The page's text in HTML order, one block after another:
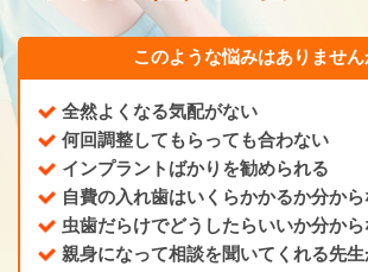
このような悩みはありません
全然よくなる気配がない
何回調整してもらっても合わない
インプラントばかりを勧められる
自費の入れ歯はいくらかかるか分か
虫歯だらけでどうしたらいいか分か
親身になって相談を聞いてくれる先